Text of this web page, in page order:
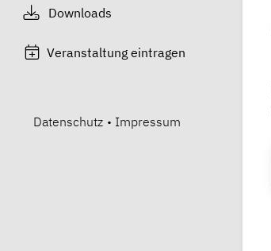
Downloads
Veranstaltung eintragen
Datenschutz • Impressum